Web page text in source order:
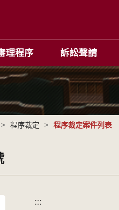
理程序 訴訟聲請
> 程序裁定 > 程序裁定案件列表
:::